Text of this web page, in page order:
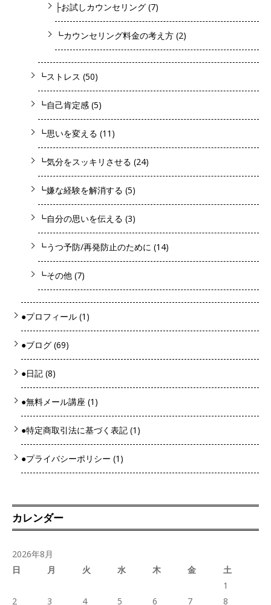
├お試しカウンセリング (7)
┗カウンセリング料金の考え方 (2)
┗ストレス (50)
┗自己肯定感 (5)
┗思いを変える (11)
┗気分をスッキリさせる (24)
┗嫌な経験を解消する (5)
┗自分の思いを伝える (3)
┗うつ予防/再発防止のために (14)
┗その他 (7)
●プロフィール (1)
●ブログ (69)
●日記 (8)
●無料メール講座 (1)
●特定商取引法に基づく表記 (1)
●プライバシーポリシー (1)
カレンダー
2026年8月
日
月 火 水 木 金
土
1
2
3 4 5 6 7 8